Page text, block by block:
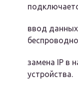
ввод
замена IP в
устройства.